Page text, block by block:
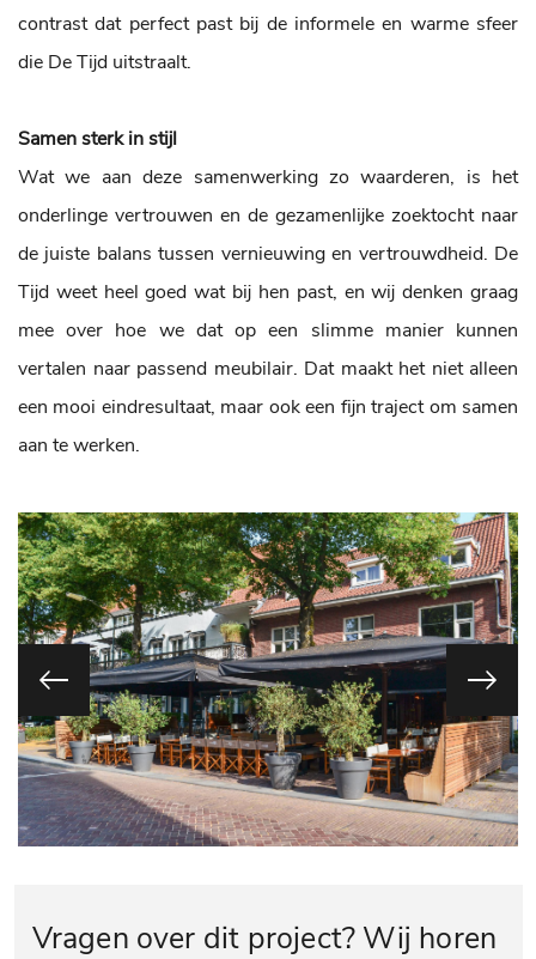
contrast dat perfect past bij de informele en warme sfeer
die De Tijd uitstraalt.
Samen sterk in stijl
Wat we aan deze samenwerking zo waarderen, is het
onderlinge vertrouwen en de gezamenlijke zoektocht naar
de juiste balans tussen vernieuwing en vertrouwdheid. De
Tijd weet heel goed wat bij hen past, en wij denken graag
mee over hoe we dat op een slimme manier kunnen
vertalen naar passend meubilair. Dat maakt het niet alleen
een mooi eindresultaat, maar ook een fijn traject om samen
aan te werken.
Vragen over dit project? Wij horen